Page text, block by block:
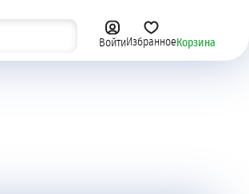
ВойтиИзбранное Корзина